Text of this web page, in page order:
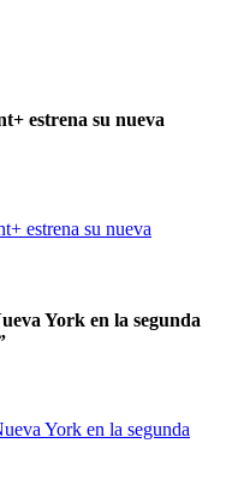
estrena su nueva
York en la segunda